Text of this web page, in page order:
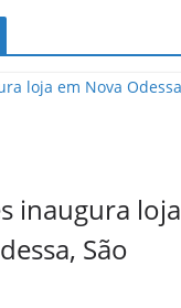
inaugura loja
São